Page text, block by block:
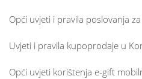
Opći uvjeti i pravila poslovanja
Uvjeti i pravila kupoprodaje u
Opći uvjeti korištenja e-gift